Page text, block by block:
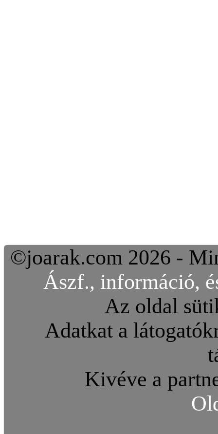
©joarak.com 2026 -
Ászf., információ,
Az oldal
Adatkat a
Kivéve a